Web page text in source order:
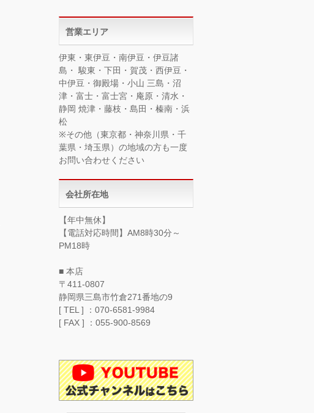
営業エリア
伊東・東伊豆・南伊豆・伊豆諸
島・ 駿東・下田・賀茂・西伊豆・
中伊豆・御殿場・小山 三島・沼
津・富士・富士宮・庵原・清水・
静岡 焼津・藤枝・島田・榛南・浜
松
※その他（東京都・神奈川県・千
葉県・埼玉県）の地域の方も一度
お問い合わせください
会社所在地
【年中無休】
【電話対応時間】AM8時30分～
PM18時
■ 本店
〒411-0807
静岡県三島市竹倉271番地の9
[ TEL ] ：070-6581-9984
[ FAX ] ：055-900-8569